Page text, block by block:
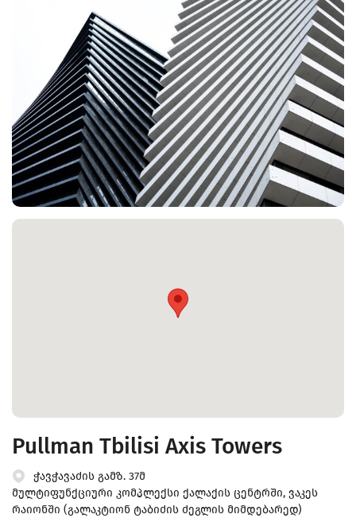
Pullman Tbilisi Axis Towers
ჭავჭავაძის გამზ. 37მ
მულტიფუნქციური კომპლექსი ქალაქის ცენტრში, ვაკეს
რაიონში (გალაკტიონ ტაბიძის ძეგლის მიმდებარედ)